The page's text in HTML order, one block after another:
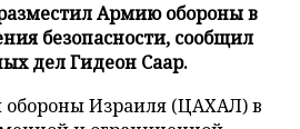
Армию обороны в
безопасности, сообщил
дел Гидеон Саар.
Израиля (ЦАХАЛ) в